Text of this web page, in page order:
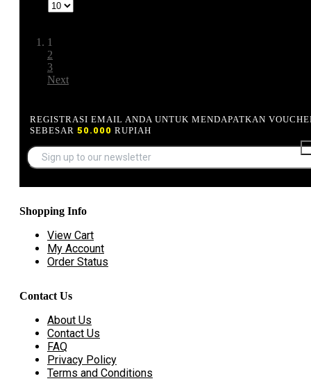
1
2
3
Next
REGISTRASI EMAIL ANDA UNTUK MENDAPATKAN
SEBESAR 50.000 RUPIAH
Shopping Info
View Cart
My Account
Order Status
Contact Us
About Us
Contact Us
FAQ
Privacy Policy
Terms and Conditions